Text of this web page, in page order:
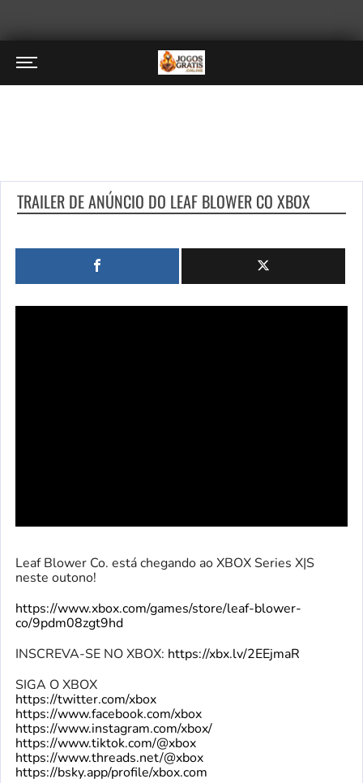
TRAILER DE ANÚNCIO DO LEAF BLOWER CO XBOX
Leaf Blower Co. está chegando ao XBOX Series X|S
neste outono!
https://www.xbox.com/games/store/leaf-blower-
co/9pdm08zgt9hd
INSCREVA-SE NO XBOX: https://xbx.lv/2EEjmaR
SIGA O XBOX
https://twitter.com/xbox
https://www.facebook.com/xbox
https://www.instagram.com/xbox/
https://www.tiktok.com/@xbox
https://www.threads.net/@xbox
https://bsky.app/profile/xbox.com